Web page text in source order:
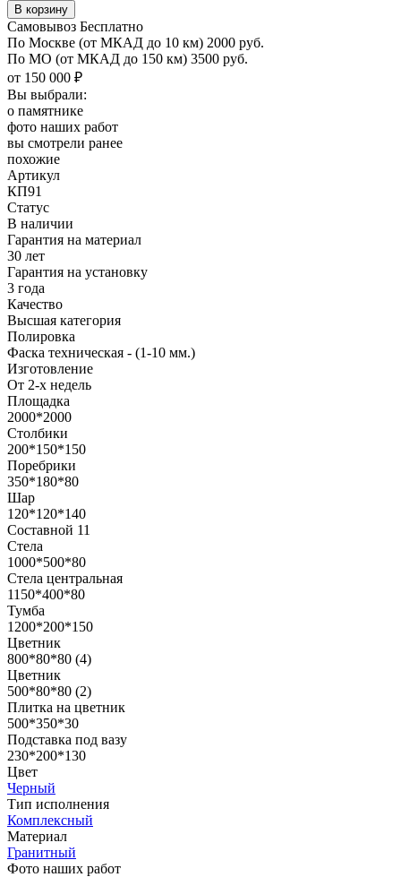
Самовывоз Бесплатно
По Москве (от МКАД до 10 км) 2000 руб.
По МО (от МКАД до 150 км) 3500 руб.
от 150 000 ₽
Вы выбрали:
о памятнике
фото наших работ
вы смотрели ранее
похожие
Артикул
КП91
Статус
В наличии
Гарантия на материал
30 лет
Гарантия на установку
3 года
Качество
Высшая категория
Полировка
Фаска техническая - (1-10 мм.)
Изготовление
От 2-х недель
Площадка
2000*2000
Столбики
200*150*150
Поребрики
350*180*80
Шар
120*120*140
Составной 11
Стела
1000*500*80
Стела центральная
1150*400*80
Тумба
1200*200*150
Цветник
800*80*80 (4)
Цветник
500*80*80 (2)
Плитка на цветник
500*350*30
Подставка под вазу
230*200*130
Цвет
Черный
Тип исполнения
Комплексный
Материал
Гранитный
Фото наших работ